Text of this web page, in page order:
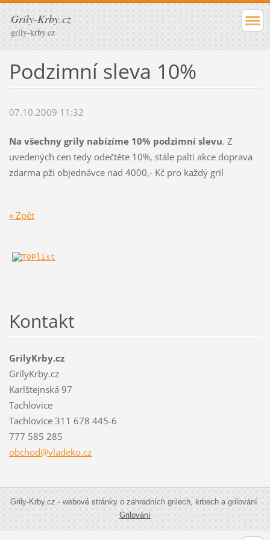
Grily-Krby.cz
grily-krby.cz
Podzimní sleva 10%
07.10.2009 11:32
Na všechny grily nabízíme 10% podzimní slevu. Z
uvedených cen tedy odečtěte 10%, stále paltí akce doprava
zdarma pži objednávce nad 4000,- Kč pro každý gril
« Zpět
Kontakt
GrilyKrby.cz
GrilyKrby.cz
Karlštejnská 97
Tachlovice
Tachlovice 311 678 445-6
777 585 285
obchod@vladeko.cz
Grily-Krby.cz - webové stránky o zahradních grilech, krbech a grilování.
Grilování